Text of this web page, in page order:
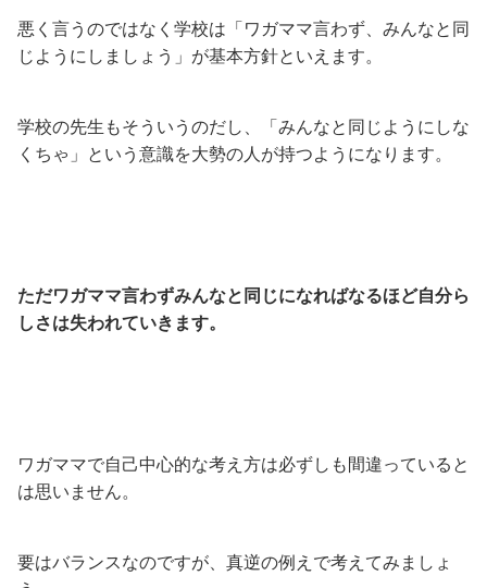
悪く言うのではなく学校は「ワガママ言わず、みんなと同
じようにしましょう」が基本方針といえます。
学校の先生もそういうのだし、「みんなと同じようにしな
くちゃ」という意識を大勢の人が持つようになります。
ただワガママ言わずみんなと同じになればなるほど自分ら
しさは失われていきます。
ワガママで自己中心的な考え方は必ずしも間違っていると
は思いません。
要はバランスなのですが、真逆の例えで考えてみましょ